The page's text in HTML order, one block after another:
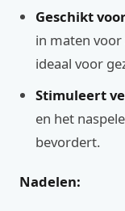
Geschikt
in maten voor
ideaal voor
Stimuleert
en het
bevordert.
Nadelen: